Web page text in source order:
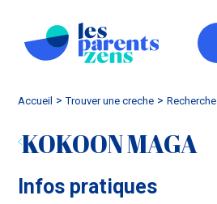
Accueil trouver une creche Recherche
KOKOON MAGA
Infos pratiques